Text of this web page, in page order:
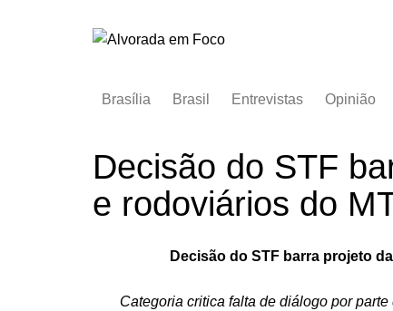
Brasília
Brasil Entrevistas Opinião
Decisão do STF
e rodoviários do
Decisão do STF barra projeto
Categoria critica falta de diálogo por